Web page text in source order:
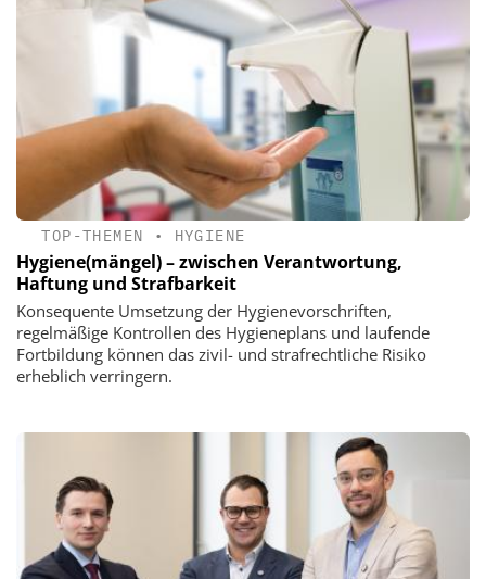
TOP-THEMEN • HYGIENE
Hygiene(mängel) – zwischen Verantwortung,
Haftung und Strafbarkeit
Konsequente Umsetzung der Hygienevorschriften,
regelmäßige Kontrollen des Hygieneplans und laufende
Fortbildung können das zivil- und strafrechtliche Risiko
erheblich verringern.